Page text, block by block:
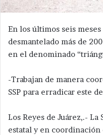
En los últimos seis
desmantelado más de
en el denominado
-Trabajan de manera
SSP para erradicar este
Los Reyes de Juárez,.-
estatal y en coordinación